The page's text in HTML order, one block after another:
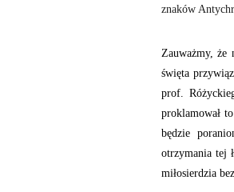
znaków
Zauważmy, że
święta
prof.
proklamował
będzie
otrzymania tej
miłosierdzia